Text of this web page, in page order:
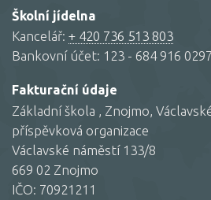
Školní jídelna
Kancelář: + 420 736 513 803
Bankovní účet: 123 - 684 916
Fakturační údaje
Základní škola , Znojmo,
příspěvková organizace
Václavské náměstí 133/8
669 02 Znojmo
IČO: 70921211